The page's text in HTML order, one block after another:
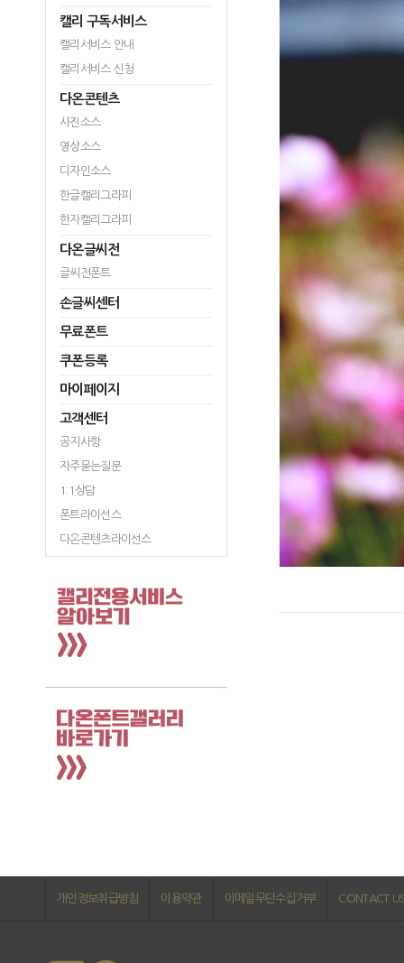
캘리 구독서비스
캘리서비스 안내
캘리서비스 신청
다온콘텐츠
사진소스
영상소스
디자인소스
한글캘리그라피
한자캘리그라피
다온글씨전
글씨전폰트
손글씨센터
무료폰트
쿠폰등록
마이페이지
고객센터
공지사항
자주묻는질문
1:1상담
폰트라이선스
다온콘텐츠라이선스
개인정보취급방침 이용약관 이메일무단수집거부 CONTACT